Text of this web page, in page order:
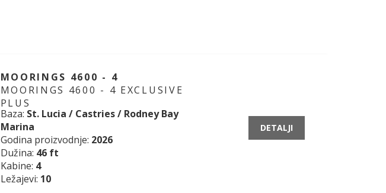
MOORINGS 4600 - 4
MOORINGS 4600 - 4 EXCLUSIVE
PLUS
Baza: St. Lucia / Castries / Rodney Bay
Marina
Godina proizvodnje: 2026
Dužina: 46 ft
Kabine: 4
Ležajevi: 10
DETALJI